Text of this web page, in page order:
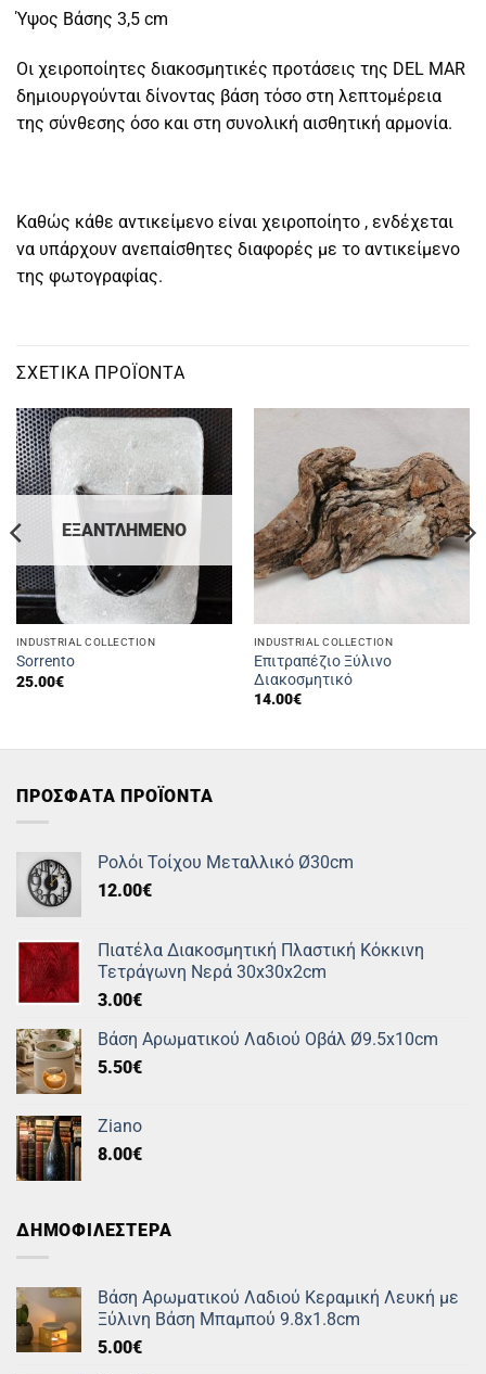
Ύψος Βάσης 3,5 cm
Οι χειροποίητες διακοσμητικές προτάσεις της DEL MAR
δημιουργούνται δίνοντας βάση τόσο στη λεπτομέρεια
της σύνθεσης όσο και στη συνολική αισθητική αρμονία.
Καθώς κάθε αντικείμενο είναι χειροποίητο , ενδέχεται
να υπάρχουν ανεπαίσθητες διαφορές με το αντικείμενο
της φωτογραφίας.
ΣΧΕΤΙΚΆ ΠΡΟΪΌΝΤΑ
ΕΞΑΝΤΛΗΜΈΝΟ
INDUSTRIAL COLLECTION
Sorrento
25.00€
INDUSTRIAL COLLECTION
Επιτραπέζιο Ξύλινο
Διακοσμητικό
14.00€
ΠΡΟΣΦΑΤΑ ΠΡΟΪΟΝΤΑ
Ρολόι Τοίχου Μεταλλικό Ø30cm
12.00€
Πιατέλα Διακοσμητική Πλαστική Κόκκινη
Τετράγωνη Νερά 30x30x2cm
3.00€
Βάση Αρωματικού Λαδιού Οβάλ Ø9.5x10cm
5.50€
Ziano
8.00€
ΔΗΜΟΦΙΛΕΣΤΕΡΑ
Βάση Αρωματικού Λαδιού Κεραμική Λευκή με
Ξύλινη Βάση Μπαμπού 9.8x1.8cm
5.00€